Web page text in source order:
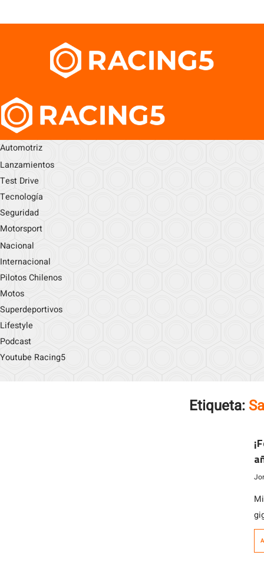
Automotriz
Lanzamientos
Test Drive
Tecnología
Seguridad
Motorsport
Nacional
Internacional
Pilotos Chilenos
Motos
Superdeportivos
Lifestyle
Podcast
Youtube Racing5
Etiqueta:
4